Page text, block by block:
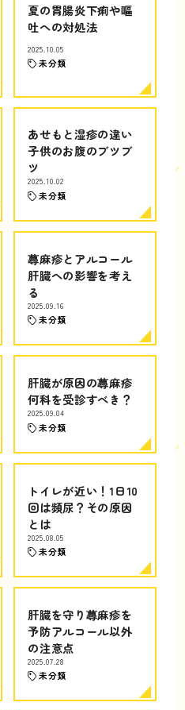
夏の胃腸炎下痢や嘔
吐への対処法
2025.10.05
未分類
あせもと湿疹の違い
子供のお腹のブツブ
ツ
2025.10.02
未分類
蕁麻疹とアルコール
肝臓への影響を考え
る
2025.09.16
未分類
肝臓が原因の蕁麻疹
何科を受診すべき？
2025.09.04
未分類
トイレが近い！1日10
回は頻尿？その原因
とは
2025.08.05
未分類
肝臓を守り蕁麻疹を
予防アルコール以外
の注意点
2025.07.28
未分類